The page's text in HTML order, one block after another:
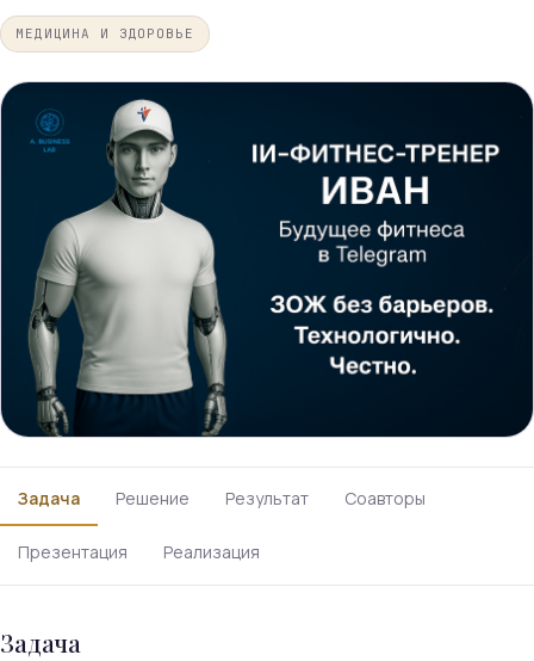
МЕДИЦИНА И ЗДОРОВЬЕ
Задача Решение Результат Соавторы
Презентация Реализация
Задача